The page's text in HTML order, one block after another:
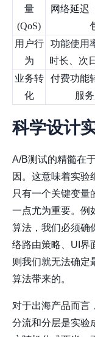
量
(QoS)
网络延迟
用户行
为
功能使用
时长、次
业务转
化
付费功能
服
科学设计
A/B测试的精髓在
因。这意味着实验
只有一个关键变量
一点尤为重要。例
算法，我们必须确
络路由策略、UI界
则我们就无法确定
算法带来的。
对于出海产品而言
分流和分层是实验